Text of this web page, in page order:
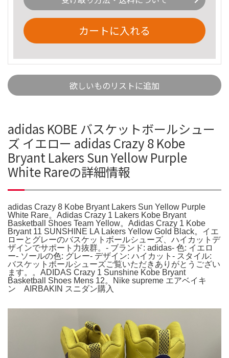
カートに入れる
欲しいものリストに追加
adidas KOBE バスケットボールシュー
ズ イエロー adidas Crazy 8 Kobe
Bryant Lakers Sun Yellow Purple
White Rareの詳細情報
adidas Crazy 8 Kobe Bryant Lakers Sun Yellow Purple
White Rare。Adidas Crazy 1 Lakers Kobe Bryant
Basketball Shoes Team Yellow。Adidas Crazy 1 Kobe
Bryant 11 SUNSHINE LA Lakers Yellow Gold Black。イエ
ローとグレーのバスケットボールシューズ、ハイカットデ
ザインでサポート力抜群。- ブランド: adidas- 色: イエロ
ー- ソールの色: グレー- デザイン: ハイカット- スタイル:
バスケットボールシューズご覧いただきありがとうござい
ます。。ADIDAS Crazy 1 Sunshine Kobe Bryant
Basketball Shoes Mens 12。Nike supreme エアベイキ
ン AIRBAKIN スニダン購入